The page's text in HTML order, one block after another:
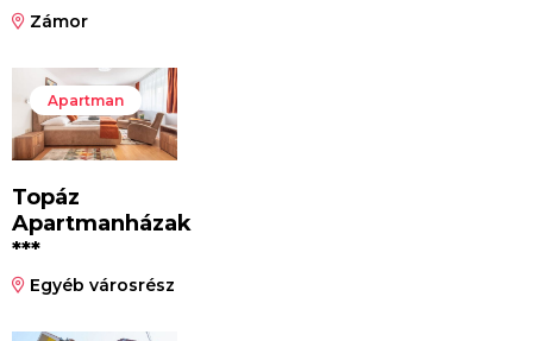
Zámor
Apartman
Topáz
Apartmanházak
***
Egyéb városrész